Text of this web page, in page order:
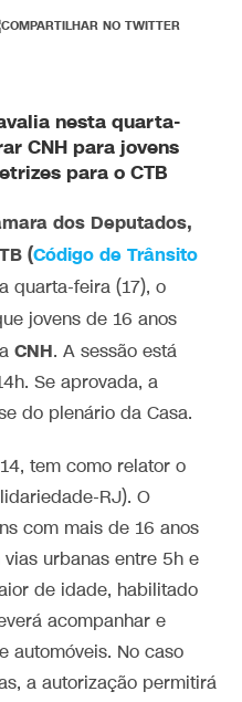
nesta quarta-
CNH para jovens
para o CTB
dos Deputados,
(Código de Trânsito
quarta-feira (17), o
jovens de 16 anos
aCNH. A sessão está
Se aprovada, a
do plenário da Casa.
tem como relator o
RJ). O
com mais de 16 anos
urbanas entre 5h e
de idade, habilitado
acompanhar e
automóveis. No caso
a autorização permitirá